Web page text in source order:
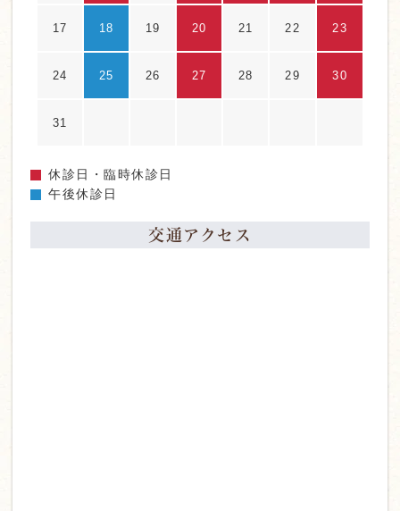
17 18 19 20 21 22 23
24 25 26 27 28 29 30
31
休診日・臨時休診日
午後休診日
交通アクセス